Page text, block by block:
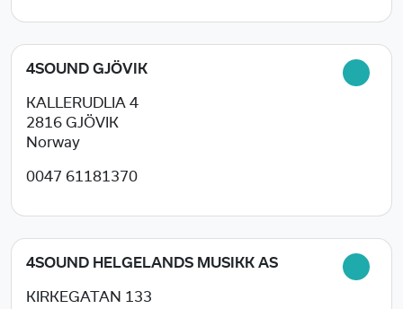
4SOUND GJÖVIK
KALLERUDLIA 4
2816 GJÖVIK
Norway
0047 61181370
4SOUND HELGELANDS MUSIKK AS
KIRKEGATAN 133